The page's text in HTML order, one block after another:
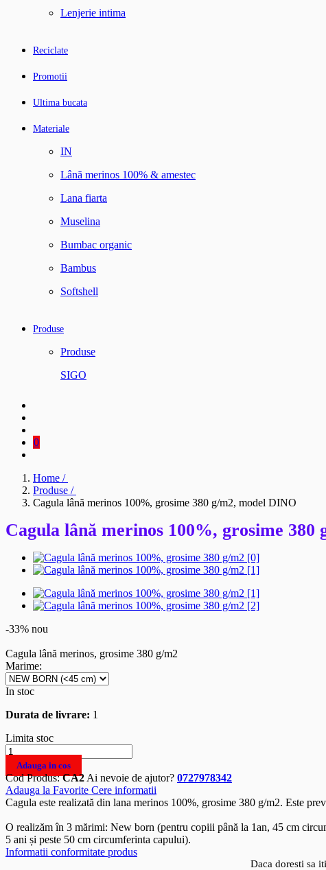
Lenjerie intima
Reciclate
Promotii
Ultima bucata
Materiale
IN
Lână merinos 100% & amestec
Lana fiarta
Muselina
Bumbac organic
Bambus
Softshell
Produse
Produse
SIGO
0
Home /
Produse /
Cagula lână merinos 100%, grosime 380 g/m2, model DINO
Cagula lână merinos 100%, grosime 380
-33% nou
Cagula lână merinos, grosime 380 g/m2
Marime:
In stoc
Durata de livrare: 1
Limita stoc
Adauga in cos
Cod Produs: CA2 Ai nevoie de ajutor? 0727978342
Adauga la Favorite Cere informatii
Cagula este realizată din lana merinos 100%, grosime 380 g/m2. Este
O realizăm în 3 mărimi: New born (pentru copiii până la 1an, 45 cm
5 ani și peste 50 cm circumferinta capului).
Informatii conformitate produs
Daca doresti sa